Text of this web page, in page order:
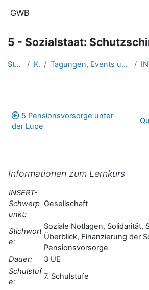
GWB
5 - Sozialstaat:
Startseite Kurse Tagungen, Events und Arbeitsgemeinschaften GW
5 Pensionsvorsorge unter
der Lupe
Informationen zum Lernkurs
INSERT-
Schwerp
unkt:
Gesellschaft
Stichwort
e:
Soziale Notlagen, Solidarität,
Überblick, Finanzierung der
Pensionsvorsorge
Dauer:
3 UE
Schulstuf
e:
7. Schulstufe